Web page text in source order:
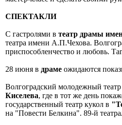
СПЕКТАКЛИ
С гастролями в театр драмы
театра имени А.П.Чехова.
приспособленчество и любовь.
28 июня в драме ожидаются
Волгоградский молодежный театр
Киселева, где в тот же день
государственный театр кукол в
на "Повести Белкина". 89-й